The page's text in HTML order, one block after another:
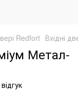
Redfort Вхідні
Метал-